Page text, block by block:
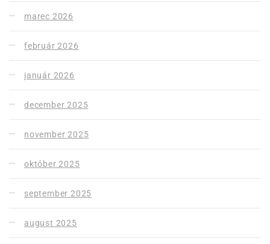
marec 2026
február 2026
január 2026
december 2025
november 2025
október 2025
september 2025
august 2025